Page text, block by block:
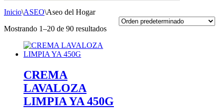
Inicio\ASEO\Aseo del Hogar
Mostrando 1–20 de 90 resultados
CREMA
LAVALOZA
LIMPIA YA 450G